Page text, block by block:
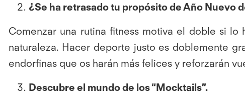
¿Se ha retrasado tu propósito de Año Nuevo
Comenzar una rutina fitness motiva el doble si lo
naturaleza. Hacer deporte justo es doblemente
endorfinas que os harán más felices y reforzarán
Descubre el mundo de los “Mocktails”.